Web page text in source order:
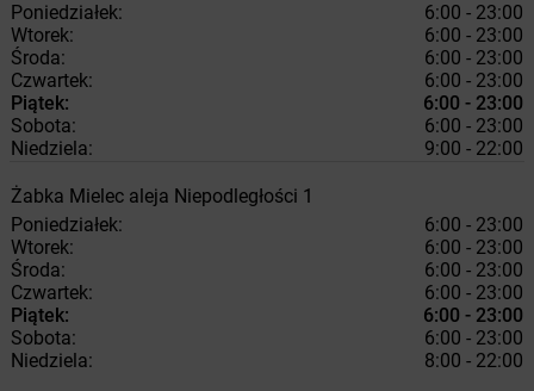
Poniedziałek:
6:00 - 23:00
Wtorek:
6:00 - 23:00
Środa:
6:00 - 23:00
Czwartek:
6:00 - 23:00
Piątek:
6:00 - 23:00
Sobota:
6:00 - 23:00
Niedziela:
9:00 - 22:00
Żabka Mielec aleja Niepodległości 1
Poniedziałek:
6:00 - 23:00
Wtorek:
6:00 - 23:00
Środa:
6:00 - 23:00
Czwartek:
6:00 - 23:00
Piątek:
6:00 - 23:00
Sobota:
6:00 - 23:00
Niedziela:
8:00 - 22:00